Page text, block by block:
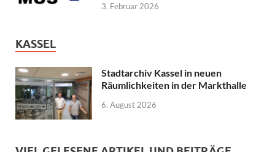
3. Februar 2026
KASSEL
Stadtarchiv Kassel in neuen
Räumlichkeiten in der Markthalle
6. August 2026